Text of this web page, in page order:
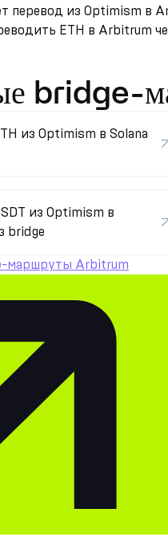
перевод из Optimism в
ETH в Arbitrum
bridge-
из Optimism в Solana
из Optimism в
bridge
маршруты Arbitrum